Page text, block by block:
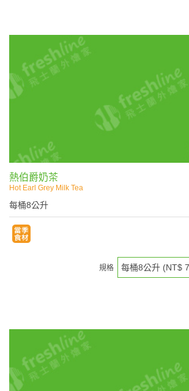
熱伯爵奶茶
Hot Earl Grey Milk Tea
每桶8公升
規格